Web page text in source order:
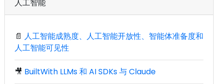
人工智能
📄 人工智能成熟度、人工智能开放性、智能体准备度和
人工智能可见性
🎥 BuiltWith LLMs 和 AI SDKs 与 Claude